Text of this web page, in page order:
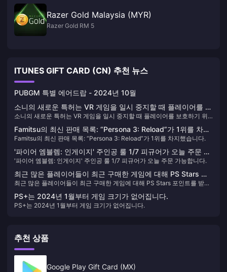
Razer Gold Malaysia (MYR)
Razer Gold RM 5
ITUNES GIFT CARD (CN) 추천 뉴스
PUBGM 특별 에어드랍 - 2024년 10월
소니의 새로운 특허는 VR 게임을 일시 중지할 때 플레이어를 보
호하기 위해 인공 지능을 사용합니다.
소니의 새로운 특허는 VR 게임을 일시 중지할 때 플레이어를 보호하기 위
Famitsu의 최신 판매 목록: “Persona 3: Reload”가 1위를 차지
했습니다.
Famitsu의 최신 판매 목록: “Persona 3: Reload”가 1위를 차지했습니다.
'파이어 엠블렘: 인게이지' 주인공 룰 1/7 피규어가 오늘 주문 가
능합니다.
'파이어 엠블렘: 인게이지' 주인공 룰 1/7 피규어가 오늘 주문 가능합니다.
최근 많은 플레이어들이 최근 구매한 게임에 대해 PS Stars 포
인트를 받지 못했다고 신고했습니다.
최근 많은 플레이어들이 최근 구매한 게임에 대해 PS Stars 포인트를 받지
PS+는 2024년 1월부터 게임 크기가 없어집니다.
PS+는 2024년 1월부터 게임 크기가 없어집니다.
추천 상품
Google Play Gift Card (MX)